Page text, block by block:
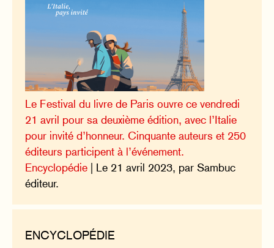
Le Festival du livre de Paris ouvre ce vendredi
21 avril pour sa deuxième édition, avec l’Italie
pour invité d’honneur. Cinquante auteurs et 250
éditeurs participent à l’événement.
Encyclopédie | Le 21 avril 2023, par Sambuc
éditeur.
ENCYCLOPÉDIE